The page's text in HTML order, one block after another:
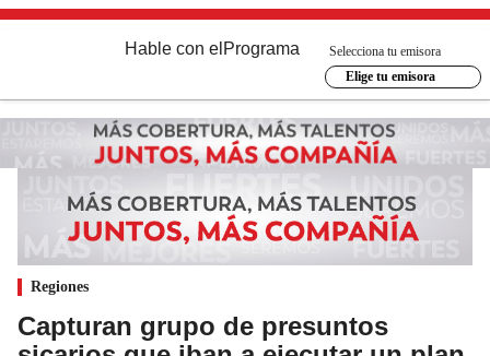
Hable con el Programa
Selecciona tu emisora
Elige tu emisora
Regiones
Capturan grupo de presuntos